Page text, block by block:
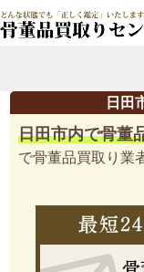
日田
日田市内で骨董
で骨董品買取り業